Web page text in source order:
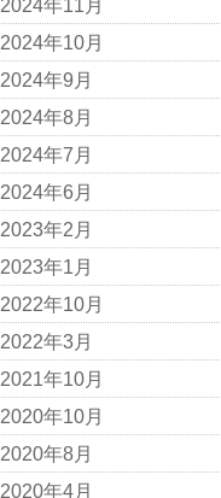
2024年11月
2024年10月
2024年9月
2024年8月
2024年7月
2024年6月
2023年2月
2023年1月
2022年10月
2022年3月
2021年10月
2020年10月
2020年8月
2020年4月